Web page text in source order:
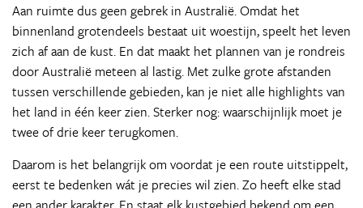
Aan ruimte dus geen gebrek in Australië. Omdat het
binnenland grotendeels bestaat uit woestijn, speelt het leven
zich af aan de kust. En dat maakt het plannen van je rondreis
door Australië meteen al lastig. Met zulke grote afstanden
tussen verschillende gebieden, kan je niet alle highlights van
het land in één keer zien. Sterker nog: waarschijnlijk moet je
twee of drie keer terugkomen.
Daarom is het belangrijk om voordat je een route uitstippelt,
eerst te bedenken wát je precies wil zien. Zo heeft elke stad